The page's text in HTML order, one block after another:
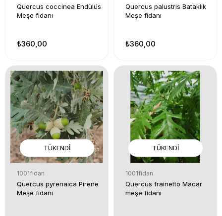
Quercus coccinea Endülüs
Meşe fidanı
₺360,00
Quercus palustris Bataklık
Meşe fidanı
₺360,00
TÜKENDI
1001fidan
Quercus pyrenaica Pirene
Meşe fidanı
TÜKENDI
1001fidan
Quercus frainetto Macar
meşe fidanı